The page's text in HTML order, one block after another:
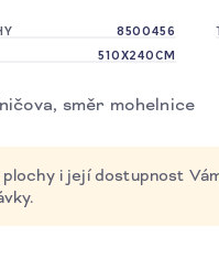
8500456
510X240CM
směr mohelnice
plochy i její dostupnost